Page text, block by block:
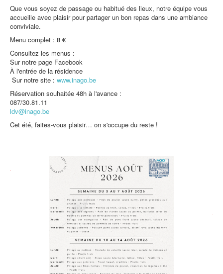
Que vous soyez de passage ou habitué des lieux, notre équipe vous
accueille avec plaisir pour partager un bon repas dans une ambiance
conviviale.
Menu complet : 8 €
Consultez les menus :
Sur notre page Facebook
À l'entrée de la résidence
Sur notre site : www.inago.be
Réservation souhaitée 48h à l'avance :
087/30.81.11
ldv@inago.be
Cet été, faites-vous plaisir… on s'occupe du reste !